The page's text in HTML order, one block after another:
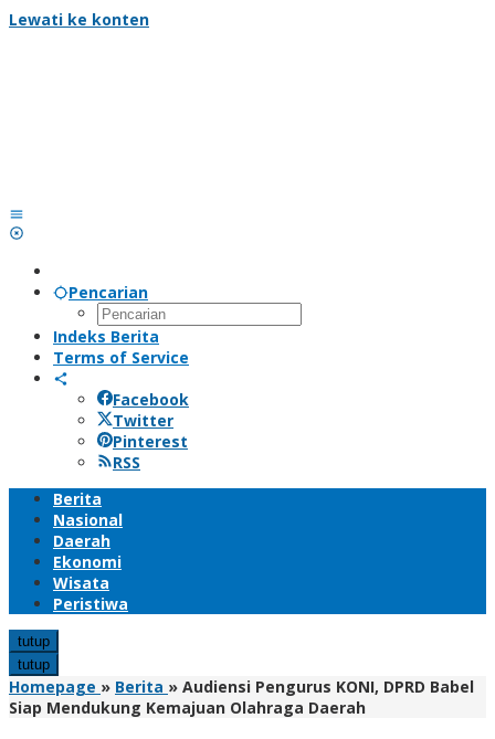
Lewati ke konten
Pencarian
Indeks Berita
Terms of Service
Facebook
Twitter
Pinterest
RSS
Berita
Nasional
Daerah
Ekonomi
Wisata
Peristiwa
tutup
tutup
Homepage » Berita » Audiensi Pengurus KONI, DPRD Babel
Siap Mendukung Kemajuan Olahraga Daerah